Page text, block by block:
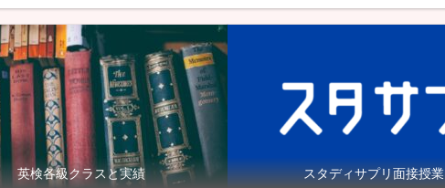
英検各級クラスと実績 スタディサプリ面接授業